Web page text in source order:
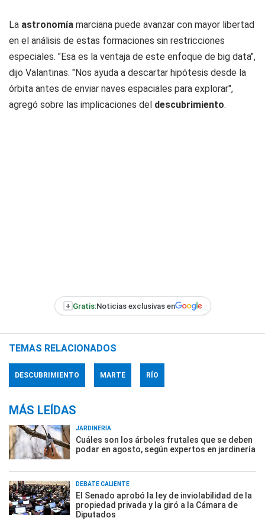
La astronomía marciana puede avanzar con mayor libertad
en el análisis de estas formaciones sin restricciones
especiales. "Esa es la ventaja de este enfoque de big data",
dijo Valantinas. "Nos ayuda a descartar hipótesis desde la
órbita antes de enviar naves espaciales para explorar",
agregó sobre las implicaciones del descubrimiento.
+ Gratis:Noticias exclusivas en
TEMAS RELACIONADOS
DESCUBRIMIENTO MARTE RÍO
MÁS LEÍDAS
JARDINERÍA
Cuáles son los árboles frutales que se deben
podar en agosto, según expertos en jardinería
DEBATE CALIENTE
El Senado aprobó la ley de inviolabilidad de la
propiedad privada y la giró a la Cámara de
Diputados